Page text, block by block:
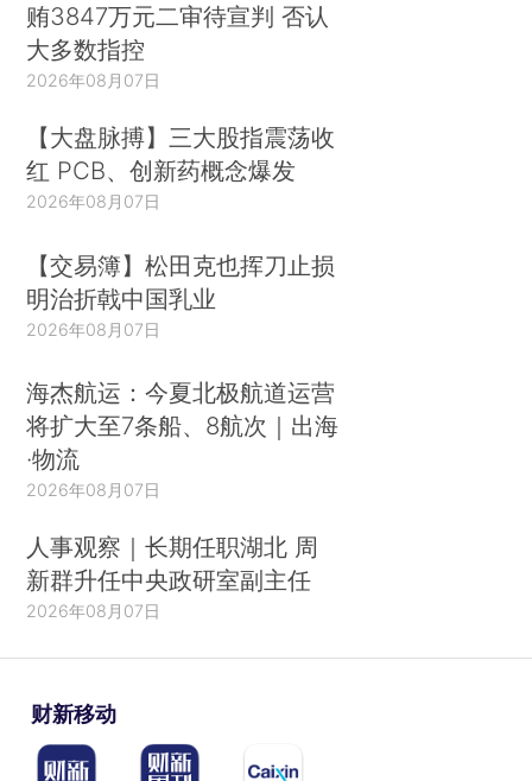
贿3847万元二审待宣判 否认
大多数指控
2026年08月07日
【大盘脉搏】三大股指震荡收
红 PCB、创新药概念爆发
2026年08月07日
【交易簿】松田克也挥刀止损
明治折戟中国乳业
2026年08月07日
海杰航运：今夏北极航道运营
将扩大至7条船、8航次｜出海
·物流
2026年08月07日
人事观察｜长期任职湖北 周
新群升任中央政研室副主任
2026年08月07日
财新移动